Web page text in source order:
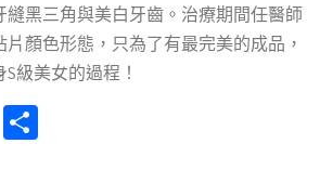
縫黑三角與美白牙齒。治療期間任醫師
顏色形態，只為了有最完美的成品，
級美女的過程！
Email